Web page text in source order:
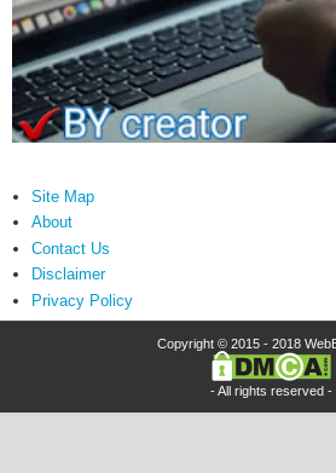
Site Map
About
Contact Us
Disclaimer
Privacy Policy
Copyright © 2015 - 2018
- All rights reserved -